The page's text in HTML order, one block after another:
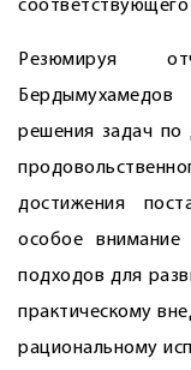
Резюмируя
решения задач по
достижения
особое внимание
подходов для
практическому
рациональному